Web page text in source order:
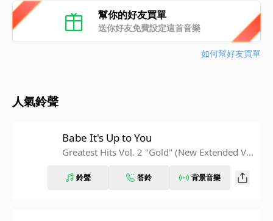
幫你的好友買單
送你好友免費設定這首音樂
如何幫好友買單
人氣鈴聲
Babe It's Up to You
Greatest Hits Vol. 2 "Gold" (New Extended Ver
鈴聲 答鈴 背景音樂